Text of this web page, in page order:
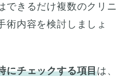
できるだけ複数のクリニ
術内容を検討しましょ
にチェックする項目は、